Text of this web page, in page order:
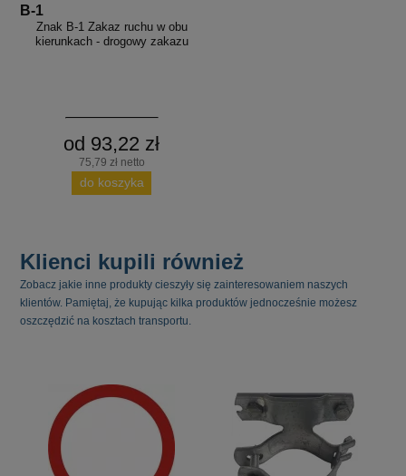
B-1
Znak B-1 Zakaz ruchu w obu
kierunkach - drogowy zakazu
od 93,22 zł
75,79 zł netto
do koszyka
Klienci kupili również
Zobacz jakie inne produkty cieszyły się zainteresowaniem naszych
klientów. Pamiętaj, że kupując kilka produktów jednocześnie możesz
oszczędzić na kosztach transportu.